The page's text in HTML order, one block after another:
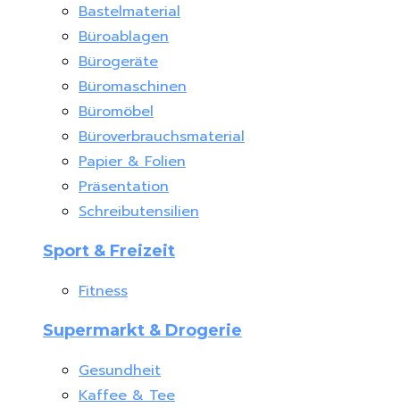
Bastelmaterial
Büroablagen
Bürogeräte
Büromaschinen
Büromöbel
Büroverbrauchsmaterial
Papier & Folien
Präsentation
Schreibutensilien
Sport & Freizeit
Fitness
Supermarkt & Drogerie
Gesundheit
Kaffee & Tee